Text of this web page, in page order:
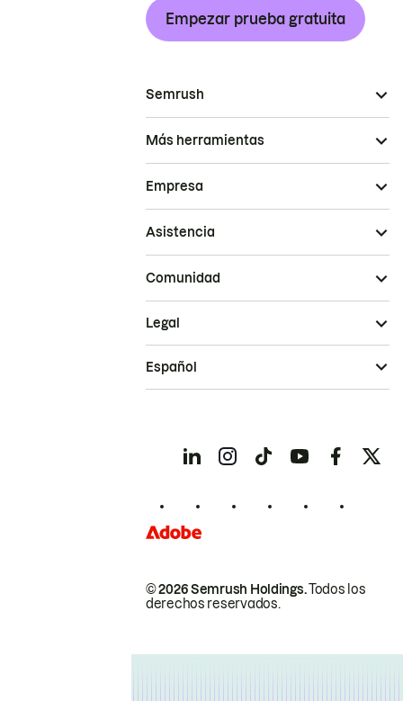
Empezar prueba gratuita
Semrush
Más herramientas
Empresa
Asistencia
Comunidad
© 2026 Semrush Holdings.Todos los
derechos reservados.
Legal
Español